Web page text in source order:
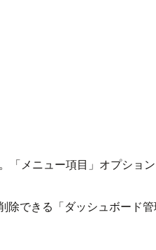
「メニュー項目」オプショ
できる「ダッシュボード管